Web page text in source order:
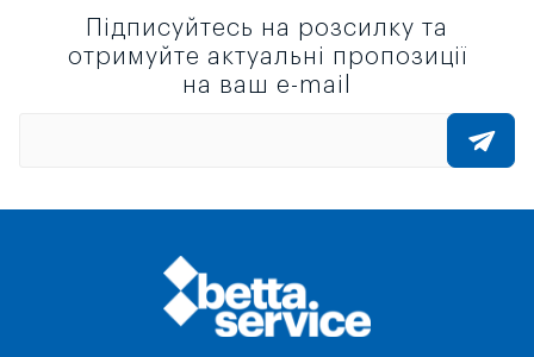
Підписуйтесь на розсилку та
отримуйте актуальні пропозиції
на ваш e-mail